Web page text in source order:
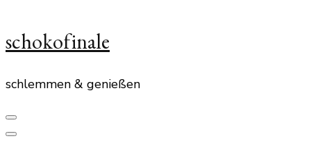
schokofinale
schlemmen & genießen